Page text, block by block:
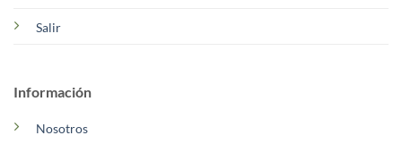
Salir
Información
Nosotros